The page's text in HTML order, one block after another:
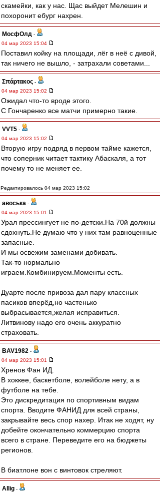
скамейки, как у нас. Щас выйдет Мелешин и
похоронит ебург нахрен.
МосфОлд -
04 мар 2023 15:04
Поставил койку на площади, лёг в неё с дивой,
так ничего не вышло, - затрахали советами...
Σπάρτακος -
04 мар 2023 15:02
Ожидал что-то вроде этого.
С Гончаренко все матчи примерно такие.
VVT5 -
04 мар 2023 15:02
Вторую игру подряд в первом тайме кажется,
что соперник читает тактику Абаскаля, а тот
почему то не меняет ее.
Редактировалось 04 мар 2023 15:02
авоська -
04 мар 2023 15:01
Урал прессингует не по-детски.На 70й должны
сдохнуть.Не думаю что у них там равноценные
запасные.
И мы освежим заменами добивать.
Так-то нормально
играем.Комбинируем.Моменты есть.
Дуарте после привоза дал пару классных
пасиков вперёд,но частенько
выбрасывается,желая исправиться.
Литвинову надо его очень аккуратно
страховать.
BAV1982 -
04 мар 2023 15:01
Хренов Фан ИД.
В хоккее, баскетболе, волейболе нету, а в
футболе на тебе.
Это дискредитация по спортивным видам
спорта. Вводите ФАНИД для всей страны,
закрывайте весь спор нахер. Итак не ходят, ну
добейте окончательно коммерцию спорта
всего в стране. Переведите его на бюджеты
регионов.
В биатлоне вон с винтовок стреляют.
Allig -